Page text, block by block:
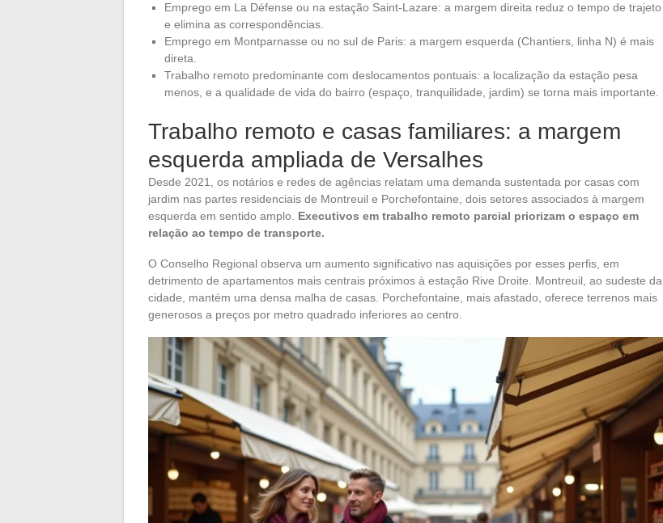
Emprego em La Défense ou na estação Saint-Lazare: a margem direita reduz o tempo de trajeto
e elimina as correspondências.
Emprego em Montparnasse ou no sul de Paris: a margem esquerda (Chantiers, linha N) é mais
direta.
Trabalho remoto predominante com deslocamentos pontuais: a localização da estação pesa
menos, e a qualidade de vida do bairro (espaço, tranquilidade, jardim) se torna mais importante.
Trabalho remoto e casas familiares: a margem
esquerda ampliada de Versalhes
Desde 2021, os notários e redes de agências relatam uma demanda sustentada por casas com
jardim nas partes residenciais de Montreuil e Porchefontaine, dois setores associados à margem
esquerda em sentido amplo. Executivos em trabalho remoto parcial priorizam o espaço em
relação ao tempo de transporte.
O Conselho Regional observa um aumento significativo nas aquisições por esses perfis, em
detrimento de apartamentos mais centrais próximos à estação Rive Droite. Montreuil, ao sudeste da
cidade, mantém uma densa malha de casas. Porchefontaine, mais afastado, oferece terrenos mais
generosos a preços por metro quadrado inferiores ao centro.